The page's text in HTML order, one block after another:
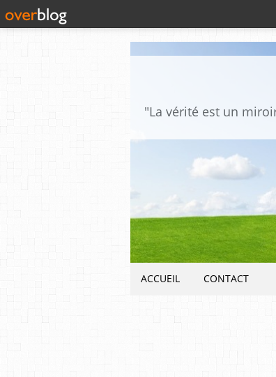
ACCUEIL CONTACT